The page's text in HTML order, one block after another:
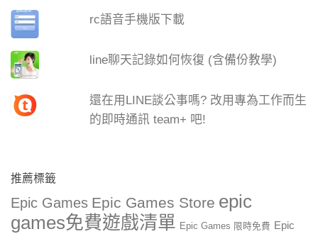
rc語音手機版下載
line聊天記錄如何恢復 (含備份教學)
還在用LINE談公事嗎? 改用專為工作而生
的即時通訊 team+ 吧!
推薦標籤
Epic Games Epic Games Store epic
games免費遊戲清單 Epic Games 限時免費 Epic